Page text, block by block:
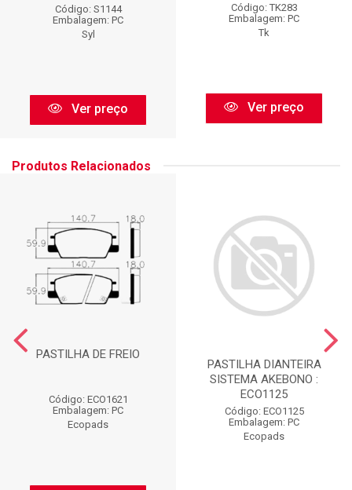
Código: S1144
Embalagem: PC
Syl
Ver preço
Código: TK283
Embalagem: PC
Tk
Ver preço
Produtos Relacionados
PASTILHA DE FREIO
Código: ECO1621
Embalagem: PC
Ecopads
PASTILHA DIANTEIRA
SISTEMA AKEBONO :
ECO1125
Código: ECO1125
Embalagem: PC
Ecopads